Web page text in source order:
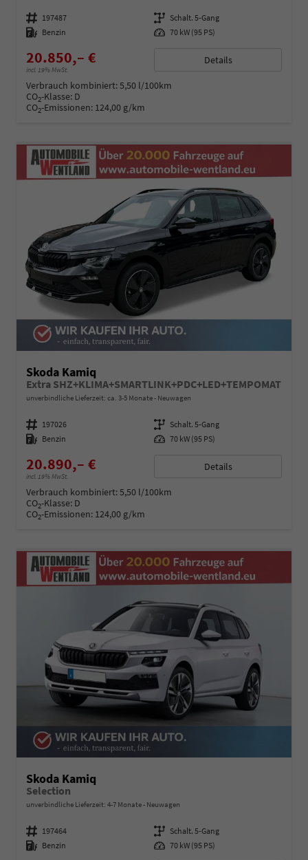
Fahrzeugnummer 197487 Getriebe Schalt. 5-Gang
Kraftstoff Benzin Leistung 70 kW (95 PS)
20.850,– €
incl. 19% MwSt.
Details
Verbrauch kombiniert:5,50 l/100km
CO2-Klasse: D
CO2-Emissionen: 124,00 g/km
Skoda Kamiq
Extra SHZ+KLIMA+SMARTLINK+PDC+LED+TEMPOMAT
unverbindliche Lieferzeit: ca. 3-5 Monate Neuwagen
Fahrzeugnummer 197026 Getriebe Schalt. 5-Gang
Kraftstoff Benzin Leistung 70 kW (95 PS)
20.890,– €
incl. 19% MwSt.
Details
Verbrauch kombiniert:5,50 l/100km
CO2-Klasse: D
CO2-Emissionen: 124,00 g/km
Skoda Kamiq
Selection
unverbindliche Lieferzeit: 4-7 Monate Neuwagen
Fahrzeugnummer 197464 Getriebe Schalt. 5-Gang
Kraftstoff Benzin Leistung 70 kW (95 PS)